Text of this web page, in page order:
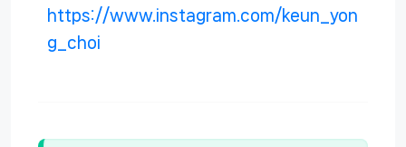
https://www.instagram.com/keun_yon
g_choi